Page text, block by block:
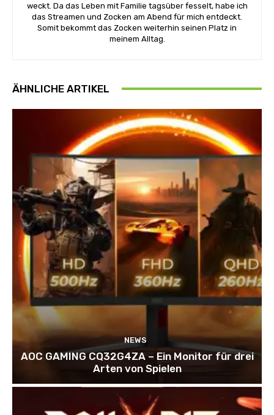
weckt. Da das Leben mit Familie tagsüber fesselt, habe ich
das Streamen und Zocken am Abend für mich entdeckt.
Somit bekommt das Zocken weiterhin seinen Platz in
meinem Alltag.
ÄHNLICHE ARTIKEL
NEWS
AOC GAMING CQ32G4ZA – Ein Monitor für drei
Arten von Spielen